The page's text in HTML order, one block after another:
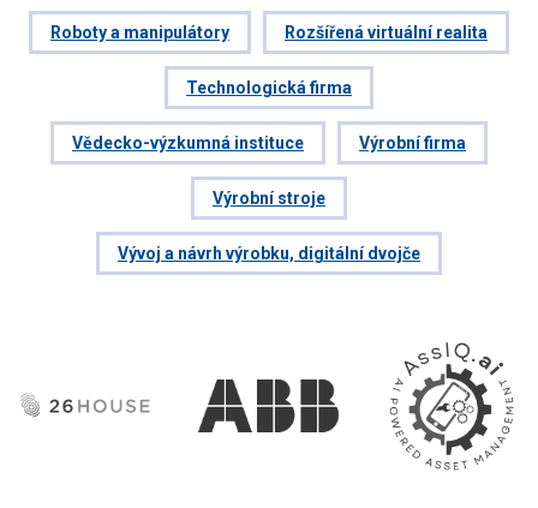
Roboty a manipulátory Rozšířená virtuální realita
Technologická firma
Vědecko-výzkumná instituce Výrobní firma
Výrobní stroje
Vývoj a návrh výrobku, digitální dvojče